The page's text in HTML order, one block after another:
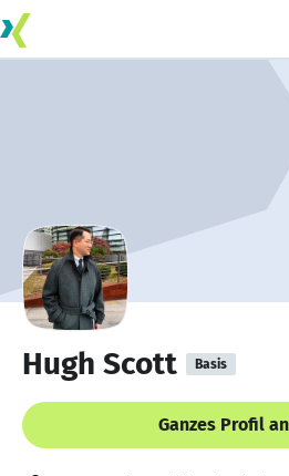
Hugh Scott Basis
Ganzes Profil